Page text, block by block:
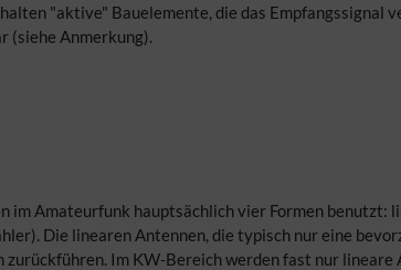
"aktive" Bauelemente, die das Empfangssignal
(siehe Anmerkung).
Amateurfunk hauptsächlich vier Formen benutzt:
Die linearen Antennen, die typisch nur eine
Im KW-Bereich werden fast nur